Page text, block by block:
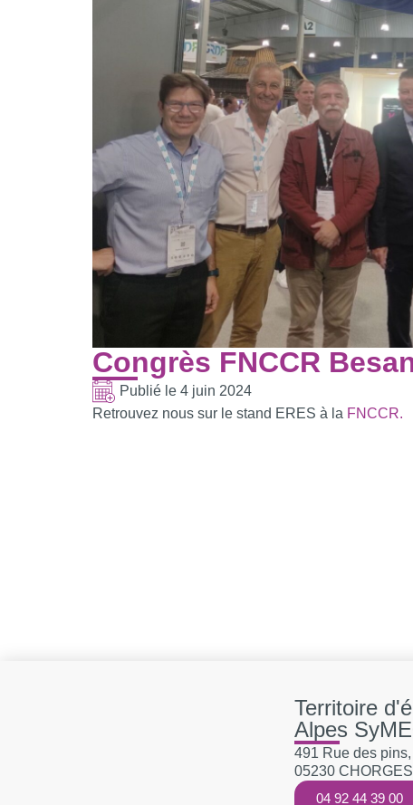
Congrès FNCCR
Publié le 4 juin 2024
Retrouvez nous sur le stand ERES à la FNCCR.
Territoire
Alpes
491 Rue des
05230 CHORGES
04 92 44 39 00